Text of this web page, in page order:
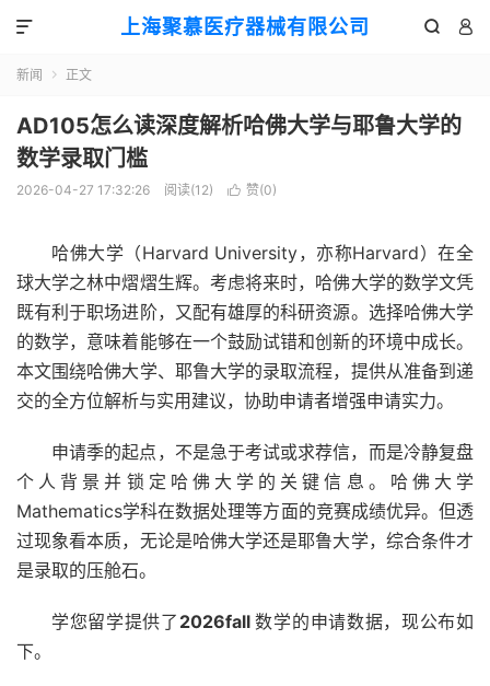
上海聚慕医疗器械有限公司  

新闻  正文
AD105怎么读深度解析哈佛大学与耶鲁大学的
数学录取门槛
2026-04-27 17:32:26 阅读(12)  赞(0)
哈佛大学（Harvard University，亦称Harvard）在全
球大学之林中熠熠生辉。考虑将来时，哈佛大学的数学文凭
既有利于职场进阶，又配有雄厚的科研资源。选择哈佛大学
的数学，意味着能够在一个鼓励试错和创新的环境中成长。
本文围绕哈佛大学、耶鲁大学的录取流程，提供从准备到递
交的全方位解析与实用建议，协助申请者增强申请实力。
申请季的起点，不是急于考试或求荐信，而是冷静复盘
个人背景并锁定哈佛大学的关键信息。哈佛大学
Mathematics学科在数据处理等方面的竞赛成绩优异。但透
过现象看本质，无论是哈佛大学还是耶鲁大学，综合条件才
是录取的压舱石。
学您留学提供了 2026fall数学的申请数据，现公布如
下。